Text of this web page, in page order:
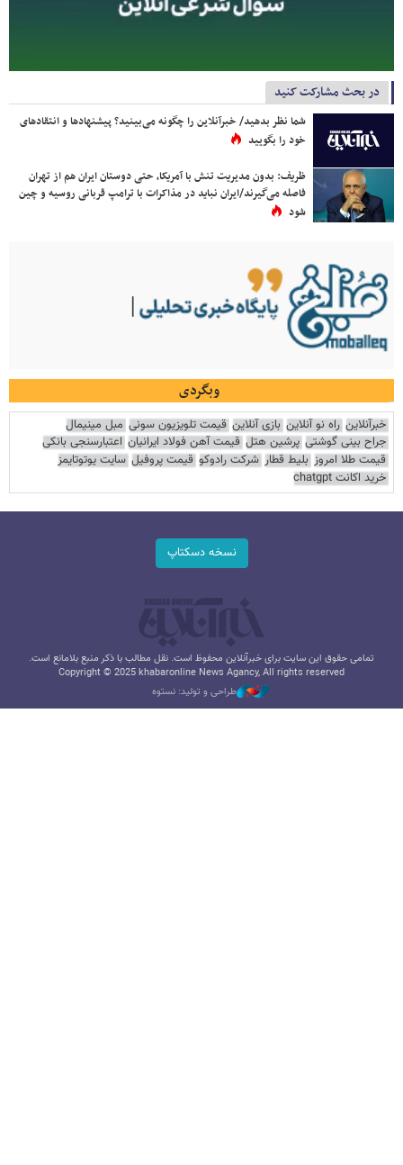
در بحث مشارکت کنید
شما نظر بدهید/ خبرآنلاین را چگونه می‌بینید؟ پیشنهادها و انتقادهای
خود را بگویید
ظریف: بدون مدیریت تنش با آمریکا، حتی دوستان ایران هم از تهران
فاصله می‌گیرند/ایران نباید در مذاکرات با ترامپ قربانی روسیه و چین
شود
وبگردی
خبرآنلاین راه نو آنلاین بازی آنلاین قیمت تلویزیون سونی مبل مینیمال
جراح بینی گوشتی پرشین هتل قیمت آهن فولاد ایرانیان اعتبارسنجی بانکی
قیمت طلا امروز بلیط قطار شرکت رادوکو قیمت پروفیل سایت یوتوتایمز
خرید اکانت chatgpt
نسخه دسکتاپ
تمامی حقوق این سایت برای خبرآنلاین محفوظ است. نقل مطالب با ذکر منبع بلامانع است.
Copyright © 2025 khabaronline News Agancy, All rights reserved
طراحی و تولید: نستوه